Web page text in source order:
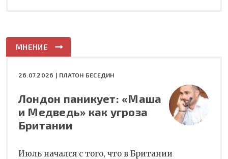
МНЕНИЕ
26.07.2026 | ПЛАТОН БЕСЕДИН
Лондон паникует: «Маша
и Медведь» как угроза
Британии
Июль начался с того, что в Британии